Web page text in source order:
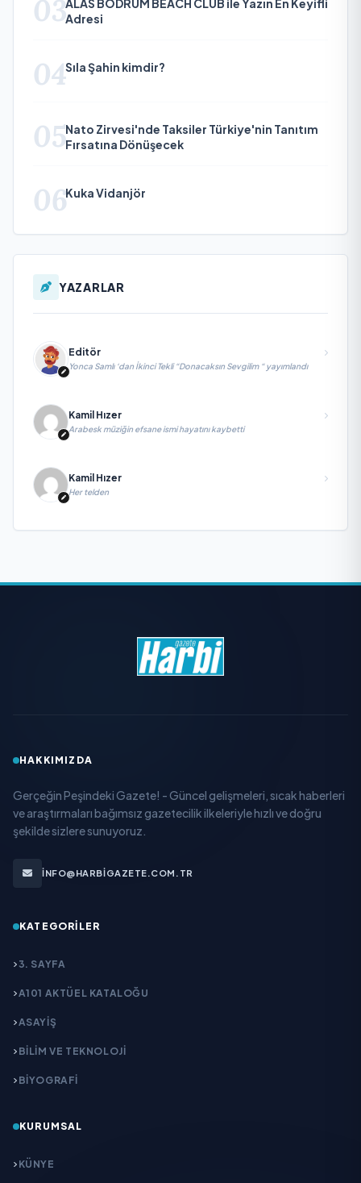
03ALAS BODRUM BEACH CLUB ile Yazın En Keyifli
Adresi
04Sıla Şahin kimdir?
05Nato Zirvesi'nde Taksiler Türkiye'nin Tanıtım
Fırsatına Dönüşecek
06Kuka Vidanjör
YAZARLAR
Editör
Yonca Samlı ‘dan İkinci Tekli “Donacaksın Sevgilim “ yayımlandı
Kamil Hızer
Arabesk müziğin efsane ismi hayatını kaybetti
Kamil Hızer
Her telden
HAKKIMIZDA
Gerçeğin Peşindeki Gazete! - Güncel gelişmeleri, sıcak haberleri
ve araştırmaları bağımsız gazetecilik ilkeleriyle hızlı ve doğru
şekilde sizlere sunuyoruz.
INFO@HARBIGAZETE.COM.TR
KATEGORILER
3. SAYFA
A101 AKTÜEL KATALOĞU
ASAYİŞ
BİLİM VE TEKNOLOJİ
BİYOGRAFİ
KURUMSAL
KÜNYE